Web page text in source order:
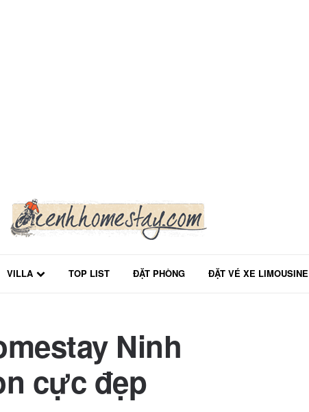
VILLA TOP LIST ĐẶT PHÒNG ĐẶT VÉ XE LIMOUSINE
Ninh
cực đẹp